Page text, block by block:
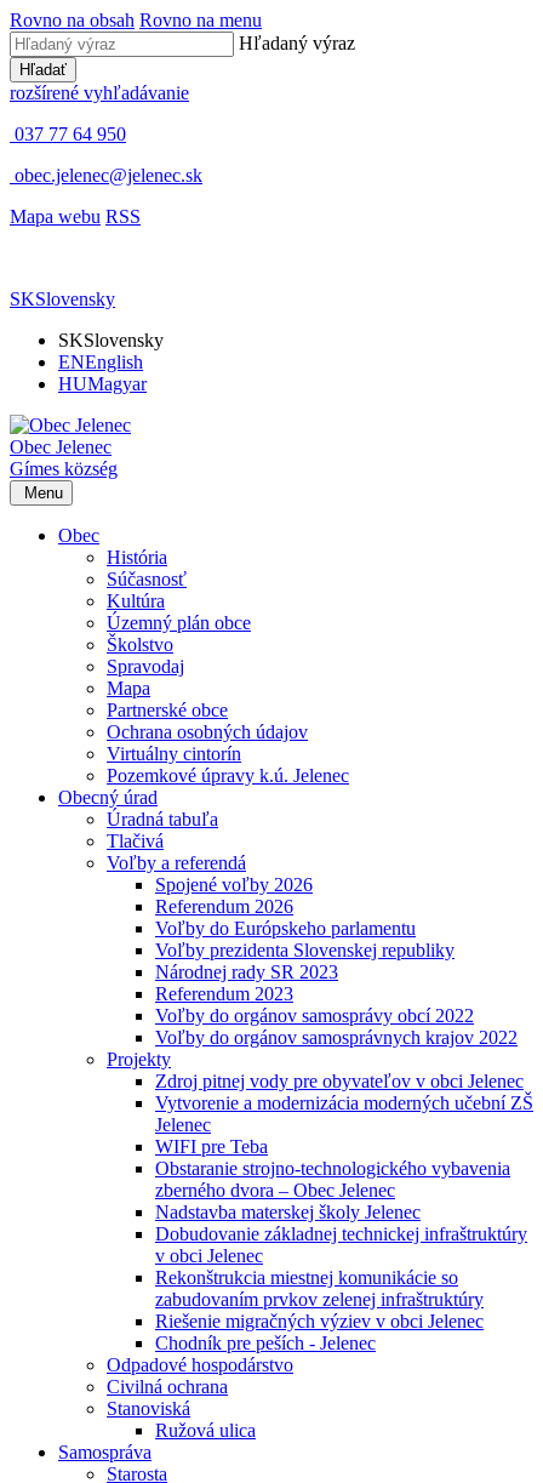
Rovno na obsah Rovno na menu
Hľadaný výraz
Hľadať
rozšírené vyhľadávanie
037 77 64 950
obec.jelenec@jelenec.sk
Mapa webu RSS
SKSlovensky
SKSlovensky
ENEnglish
HUMagyar
Obec Jelenec
Gímes község
Menu
Obec
História
Súčasnosť
Kultúra
Územný plán obce
Školstvo
Spravodaj
Mapa
Partnerské obce
Ochrana osobných údajov
Virtuálny cintorín
Pozemkové úpravy k.ú. Jelenec
Obecný úrad
Úradná tabuľa
Tlačivá
Voľby a referendá
Spojené voľby 2026
Referendum 2026
Voľby do Európskeho parlamentu
Voľby prezidenta Slovenskej republiky
Národnej rady SR 2023
Referendum 2023
Voľby do orgánov samosprávy obcí 2022
Voľby do orgánov samosprávnych krajov 2022
Projekty
Zdroj pitnej vody pre obyvateľov v obci Jelenec
Vytvorenie a modernizácia moderných učební ZŠ
Jelenec
WIFI pre Teba
Obstaranie strojno-technologického vybavenia
zberného dvora – Obec Jelenec
Nadstavba materskej školy Jelenec
Dobudovanie základnej technickej infraštruktúry
v obci Jelenec
Rekonštrukcia miestnej komunikácie so
zabudovaním prvkov zelenej infraštruktúry
Riešenie migračných výziev v obci Jelenec
Chodník pre peších - Jelenec
Odpadové hospodárstvo
Civilná ochrana
Stanoviská
Ružová ulica
Samospráva
Starosta